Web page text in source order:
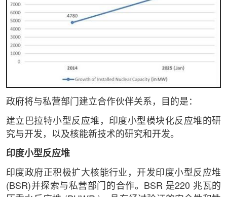
政府将与私营部门建立合作伙伴关系，目的是：
建立巴拉特小型反应堆，印度小型模块化反应堆的研
究与开发，以及核能新技术的研究和开发。
印度小型反应堆
印度政府正积极扩大核能行业，开发印度小型反应堆
(BSR)并探索与私营部门的合作。BSR 是220 兆瓦的